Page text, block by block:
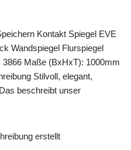
Kontakt Spiegel EVE
Wandspiegel Flurspiegel
3866 Maße (BxHxT): 1000mm
Stilvoll, elegant,
beschreibt unser
erstellt